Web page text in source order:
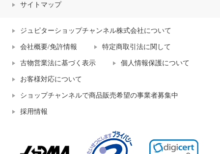
サイトマップ
ジュピターショップチャンネル株式会社について
会社概要/免許情報 特定商取引法に関して
古物営業法に基づく表示 個人情報保護について
お客様対応について
ショップチャンネルで商品販売希望の事業者募集中
採用情報